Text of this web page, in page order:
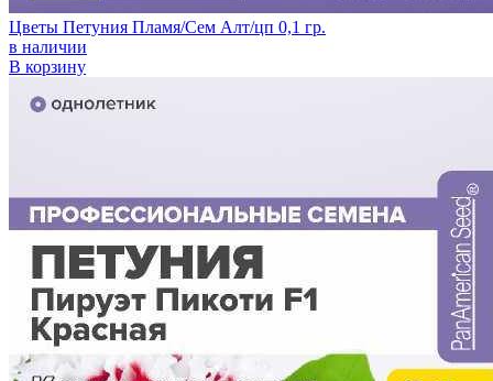
Цветы Петуния Пламя/Сем Алт/цп 0,1 гр.
в наличии
В корзину